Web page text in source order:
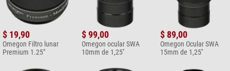
$ 19,90
Omegon Filtro lunar
Premium 1.25"
$ 99,00
Omegon ocular SWA
10mm de 1,25''
$ 89,00
Omegon Ocular SWA
15mm de 1,25''